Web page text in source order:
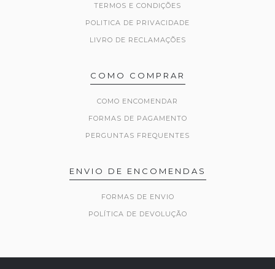
TERMOS E CONDIÇÕES
POLITICA DE PRIVACIDADE
LIVRO DE RECLAMAÇÕES
COMO COMPRAR
COMO ENCOMENDAR
FORMAS DE PAGAMENTO
PERGUNTAS FREQUENTES
ENVIO DE ENCOMENDAS
FORMAS DE ENVIO
POLÍTICA DE DEVOLUÇÃO